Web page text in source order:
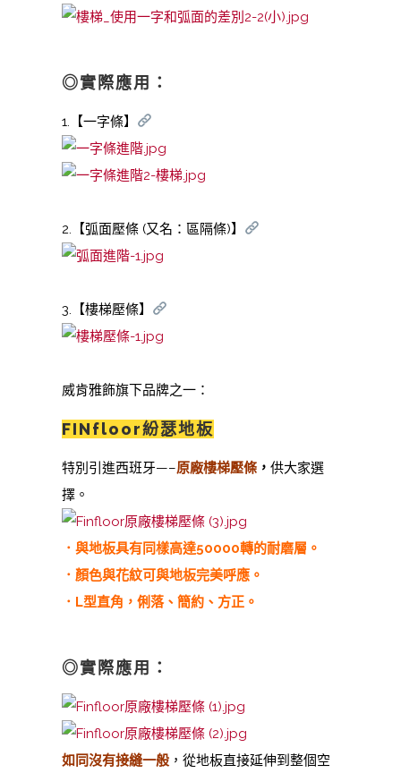
◎實際應用：
1.【一字條】
2.【弧面壓條 (又名：區隔條)】
3.【樓梯壓條】
威肯雅飾旗下品牌之一：
FINfloor紛瑟地板
特別引進西班牙—–原廠樓梯壓條 ， 供大家選
擇。
．與地板具有同樣高達50000轉的耐磨層。
．顏色與花紋可與地板完美呼應。
．L型直角，俐落、簡約、方正。
◎實際應用：
如同沒有接縫一般 ，從地板直接延伸到整個空